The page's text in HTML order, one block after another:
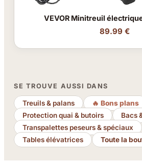
VEVOR Minitreuil
89.99 €
SE TROUVE AUSSI DANS
Treuils & palans
🔥 Bons plans
Protection quai & butoirs
Bacs
Transpalettes peseurs & spéciaux
Tables élévatrices
Toute la